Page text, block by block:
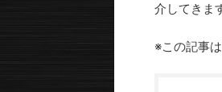
介してきま
※この記事